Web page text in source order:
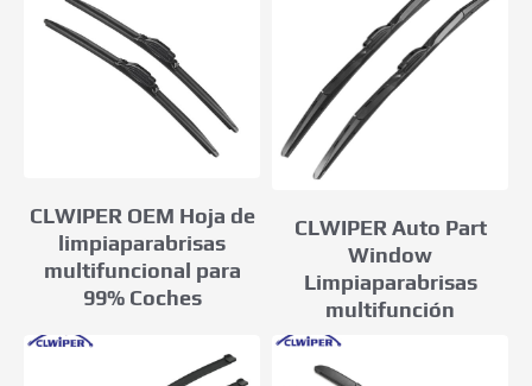
CLWIPER OEM Hoja de
limpiaparabrisas
multifuncional para
99% Coches
CLWIPER Auto Part
Window
Limpiaparabrisas
multifunción